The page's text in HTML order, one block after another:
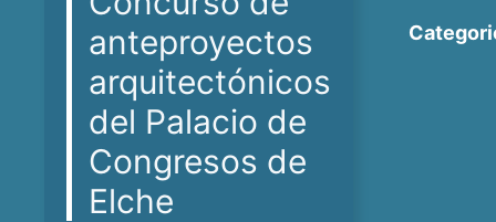
anteproyectos
arquitectónicos
del Palacio de
Congresos de
Elche